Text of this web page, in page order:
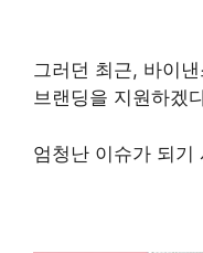
그러던 최근, 바이
브랜딩을 지원하겠
엄청난 이슈가 되기